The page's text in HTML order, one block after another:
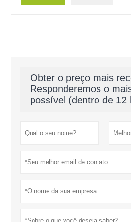
Obter o preço mais
Responderemos o
possível (dentro de 12